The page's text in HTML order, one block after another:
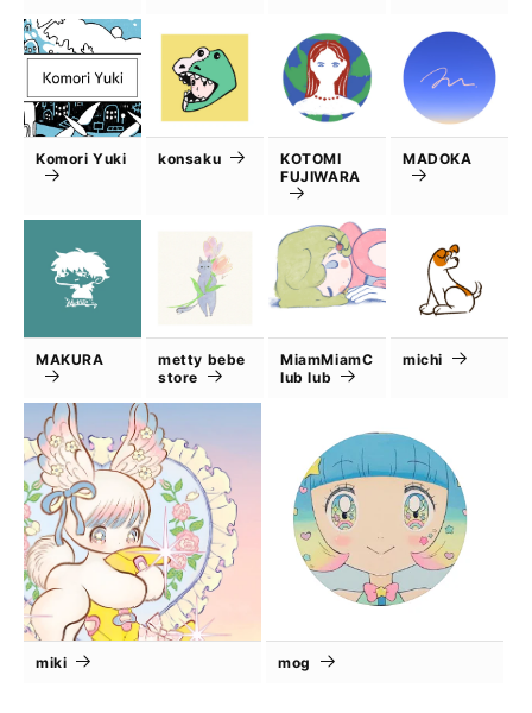
Komori Yuki konsaku
KOTOMI
FUJIWARA
MADOKA
MAKURA
metty bebe
store
MiamMiamC
lub lub
michi
miki mog